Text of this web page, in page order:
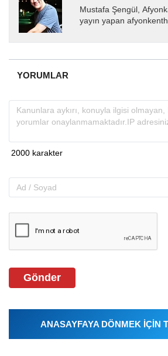
Mustafa Şengül,
yayın yapan
almakta, haber akışı...
YORUMLAR
Gönder
ANASAYFAYA DÖNMEK İÇİN